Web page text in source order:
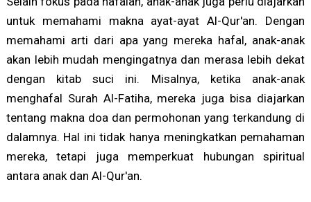
untuk memahami makna ayat-ayat Al-Qur'an. Dengan
memahami arti dari apa yang mereka hafal, anak-anak
akan lebih mudah mengingatnya dan merasa lebih dekat
dengan kitab suci ini. Misalnya, ketika anak-anak
menghafal Surah Al-Fatiha, mereka juga bisa diajarkan
tentang makna doa dan permohonan yang terkandung di
dalamnya. Hal ini tidak hanya meningkatkan pemahaman
mereka, tetapi juga memperkuat hubungan spiritual
antara anak dan Al-Qur'an.